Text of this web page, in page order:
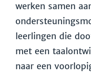
werken samen
leerlingen die
met een
naar een